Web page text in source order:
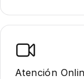
Atención